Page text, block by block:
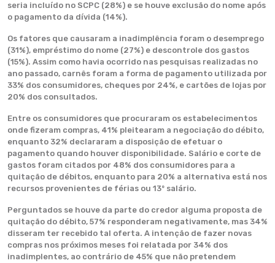
seria incluído no SCPC (28%) e se houve exclusão do nome após
o pagamento da dívida (14%).
Os fatores que causaram a inadimplência foram o desemprego
(31%), empréstimo do nome (27%) e descontrole dos gastos
(15%). Assim como havia ocorrido nas pesquisas realizadas no
ano passado, carnês foram a forma de pagamento utilizada por
33% dos consumidores, cheques por 24%, e cartões de lojas por
20% dos consultados.
Entre os consumidores que procuraram os estabelecimentos
onde fizeram compras, 41% pleitearam a negociação do débito,
enquanto 32% declararam a disposição de efetuar o
pagamento quando houver disponibilidade. Salário e corte de
gastos foram citados por 48% dos consumidores para a
quitação de débitos, enquanto para 20% a alternativa está nos
recursos provenientes de férias ou 13º salário.
Perguntados se houve da parte do credor alguma proposta de
quitação do débito, 57% responderam negativamente, mas 34%
disseram ter recebido tal oferta. A intenção de fazer novas
compras nos próximos meses foi relatada por 34% dos
inadimplentes, ao contrário de 45% que não pretendem